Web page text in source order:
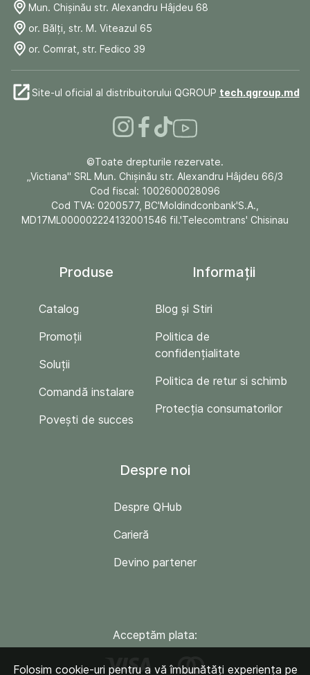
Mun. Chişinău str. Alexandru Hâjdeu 68
or. Bălți, str. M. Viteazul 65
or. Comrat, str. Fedico 39
Site-ul oficial al distribuitorului QGROUP tech.qgroup.md
©Toate drepturile rezervate.
„Victiana" SRL Mun. Chişinău str. Alexandru Hâjdeu 66/3
Cod fiscal: 1002600028096
Cod TVA: 0200577, BC'Moldindconbank'S.A.,
MD17ML000002224132001546 fil.'Telecomtrans' Chisinau
Produse
Catalog
Promoții
Soluții
Comandă instalare
Povești de succes
Informații
Blog și Stiri
Politica de
confidențialitate
Politica de retur si schimb
Protecția consumatorilor
Despre noi
Despre QHub
Carieră
Devino partener
Acceptăm plata:
Folosim cookie-uri pentru a vă îmbunătăți experiența pe